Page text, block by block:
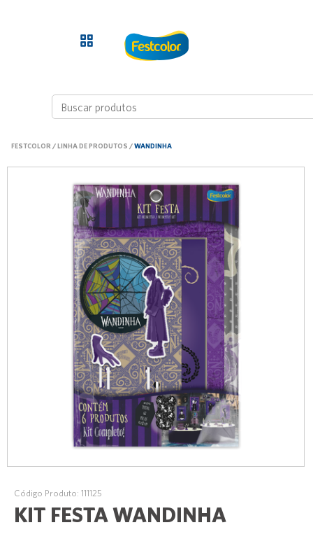
FESTCOLOR /LINHA DE PRODUTOS /WANDINHA
Código Produto: 111125
KIT FESTA WANDINHA